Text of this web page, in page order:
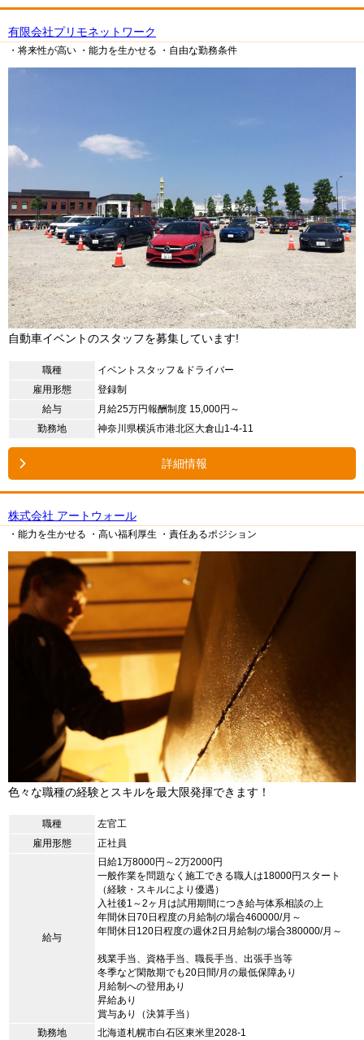
有限会社プリモネットワーク
・将来性が高い ・能力を生かせる ・自由な勤務条件
自動車イベントのスタッフを募集しています!
職種
イベントスタッフ＆ドライバー
雇用形態
登録制
給与
月給25万円報酬制度 15,000円～
勤務地
神奈川県横浜市港北区大倉山1-4-11
詳細情報
株式会社 アートウォール
・能力を生かせる ・高い福利厚生 ・責任あるポジション
色々な職種の経験とスキルを最大限発揮できます！
職種
左官工
雇用形態
正社員
給与
日給1万8000円～2万2000円
一般作業を問題なく施工できる職人は18000円スタート
（経験・スキルにより優遇）
入社後1～2ヶ月は試用期間につき給与体系相談の上
年間休日70日程度の月給制の場合460000/月～
年間休日120日程度の週休2日月給制の場合380000/月～
残業手当、資格手当、職長手当、出張手当等
冬季など閑散期でも20日間/月の最低保障あり
月給制への登用あり
昇給あり
賞与あり（決算手当）
勤務地
北海道札幌市白石区東米里2028-1